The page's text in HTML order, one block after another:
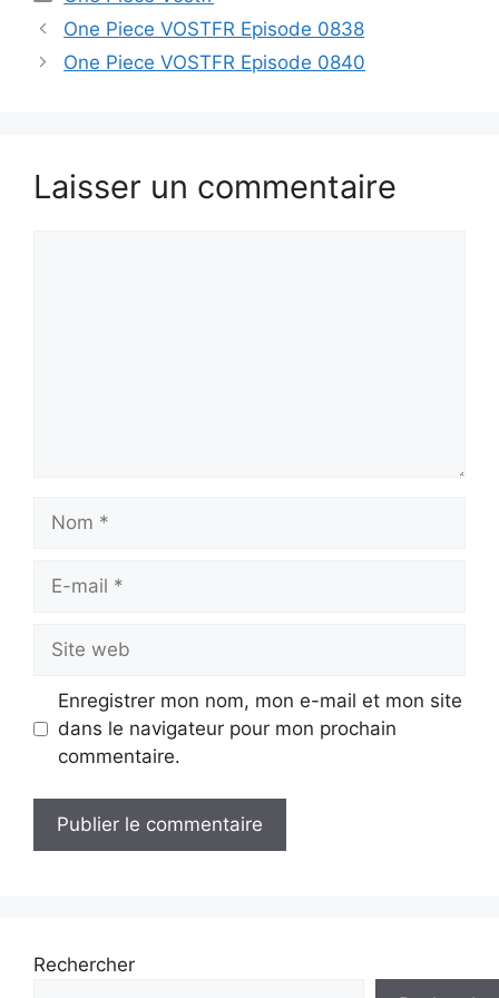
One Piece VOSTFR Episode 0838
One Piece VOSTFR Episode 0840
Laisser un commentaire
mail
web
Enregistrer mon nom, mon e-mail et mon site
dans le navigateur pour mon prochain
commentaire.
Rechercher